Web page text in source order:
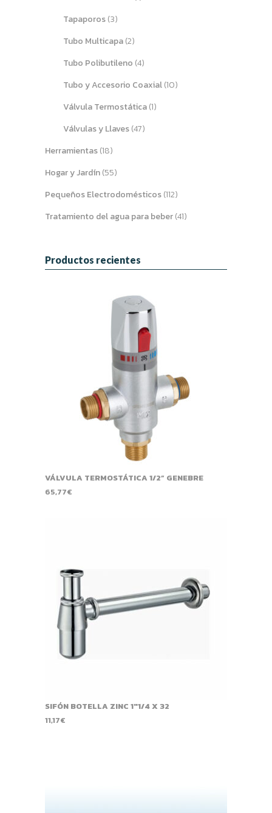
Tapaporos(3)
Tubo Multicapa(2)
Tubo Polibutileno (4)
Tubo y Accesorio Coaxial(10)
Válvula Termostática(1)
Válvulas y Llaves(47)
Herramientas(18)
Hogar y Jardín(55)
Pequeños Electrodomésticos(112)
Tratamiento del agua para beber(41)
Productos recientes
VÁLVULA TERMOSTÁTICA 1/2” GENEBRE
65,77€
SIFÓN BOTELLA ZINC 1"1/4 X 32
11,17€